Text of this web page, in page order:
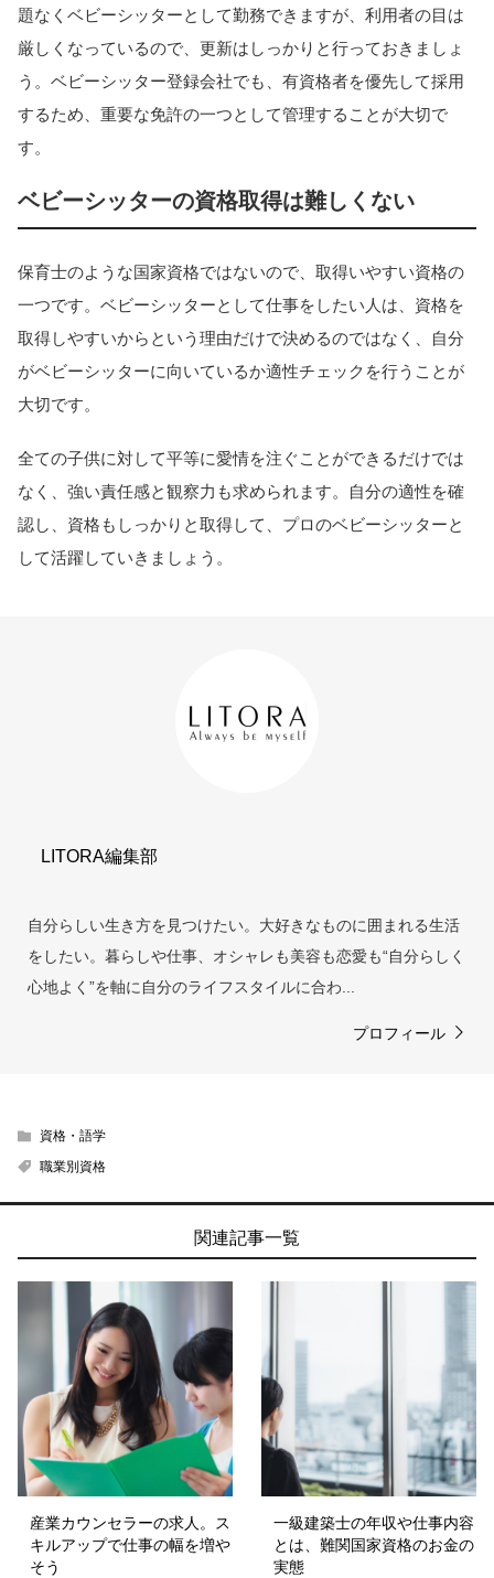
題なくベビーシッターとして勤務できますが、利用者の目は
厳しくなっているので、更新はしっかりと行っておきましょ
う。ベビーシッター登録会社でも、有資格者を優先して採用
するため、重要な免許の一つとして管理することが大切で
す。
ベビーシッターの資格取得は難しくない
保育士のような国家資格ではないので、取得いやすい資格の
一つです。ベビーシッターとして仕事をしたい人は、資格を
取得しやすいからという理由だけで決めるのではなく、自分
がベビーシッターに向いているか適性チェックを行うことが
大切です。
全ての子供に対して平等に愛情を注ぐことができるだけでは
なく、強い責任感と観察力も求められます。自分の適性を確
認し、資格もしっかりと取得して、プロのベビーシッターと
して活躍していきましょう。
LITORA編集部
自分らしい生き方を見つけたい。大好きなものに囲まれる生活
をしたい。暮らしや仕事、オシャレも美容も恋愛も“自分らしく
心地よく”を軸に自分のライフスタイルに合わ...
プロフィール
資格・語学
職業別資格
関連記事一覧
産業カウンセラーの求人。ス
キルアップで仕事の幅を増や
そう
一級建築士の年収や仕事内容
とは、難関国家資格のお金の
実態